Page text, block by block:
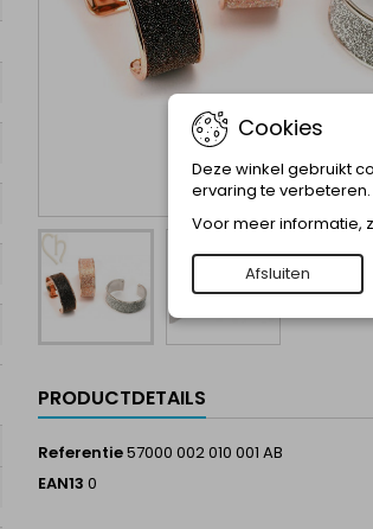
PRODUCTDETAILS
Referentie57000 002 010 001 AB
EAN13 0
Cookies
Deze winkel gebruikt
ervaring te verbeteren.
Voor meer informatie,
Afsluiten